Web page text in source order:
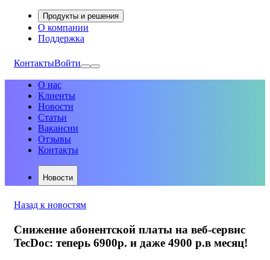
Продукты и решения
О компании
Поддержка
КонтактыВойти
О нас
Клиенты
Новости
Статьи
Вакансии
Отзывы
Контакты
Новости
Назад к новостям
Снижение абонентской платы на веб-сервис
TecDoc: теперь 6900р. и даже 4900 р.в месяц!